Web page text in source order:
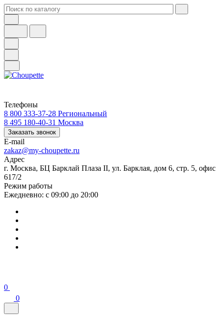
Телефоны
8 800 333-37-28 Региональный
8 495 180-40-31 Москва
Заказать звонок
E-mail
zakaz@my-choupette.ru
Адрес
г. Москва, БЦ Барклай Плаза II, ул. Барклая, дом 6, стр. 5, офис
617/2
Режим работы
Ежедневно: с 09:00 до 20:00
0
0